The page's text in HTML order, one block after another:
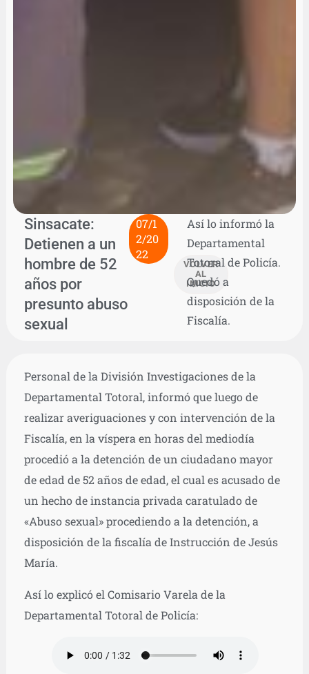
Sinsacate:
Detienen a un
hombre de 52
años por
presunto abuso
sexual
07/1
2/20
22
VOLVER
AL
INICIO
Así lo informó la
Departamental
Totoral de Policía.
Quedó a
disposición de la
Fiscalía.
Personal de la División Investigaciones de la
Departamental Totoral, informó que luego de
realizar averiguaciones y con intervención de la
Fiscalía, en la víspera en horas del mediodía
procedió a la detención de un ciudadano mayor
de edad de 52 años de edad, el cual es acusado de
un hecho de instancia privada caratulado de
«Abuso sexual» procediendo a la detención, a
disposición de la fiscalía de Instrucción de Jesús
María.
Así lo explicó el Comisario Varela de la
Departamental Totoral de Policía: